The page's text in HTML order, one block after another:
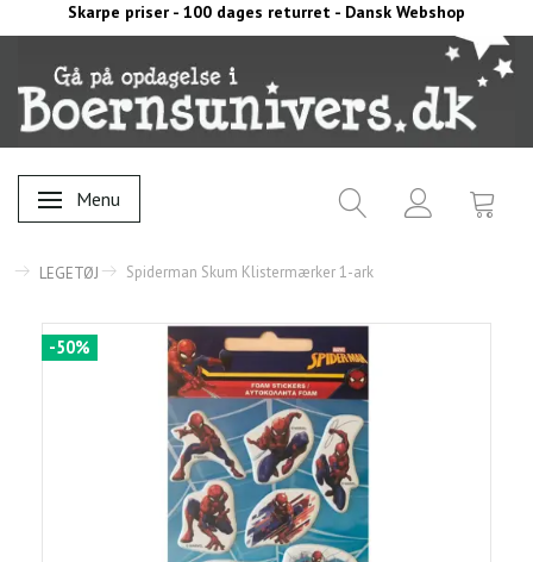
Skarpe priser - 100 dages returret - Dansk Webshop
Skifte navigation
Menu
LEGETØJ Spiderman Skum Klistermærker 1-ark
-50%